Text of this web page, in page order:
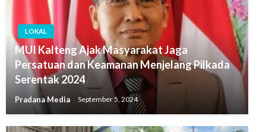
LOKAL
MUI Kalteng Ajak Masyarakat Jaga
Persatuan dan Keamanan Menjelang Pilkada
Serentak 2024
Pradana Media September 5, 2024